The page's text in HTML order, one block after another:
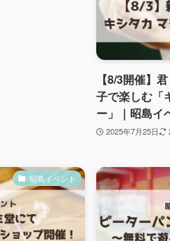
【8/3開催】
子で楽しむ「
ー」｜昭島イ
2025年7月25日
昭島イベント